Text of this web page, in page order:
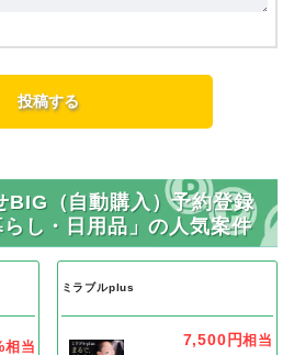
（自動購入）予約登録
し・日用品」の人気案件
相当
ミラブルplus
7,500円相当